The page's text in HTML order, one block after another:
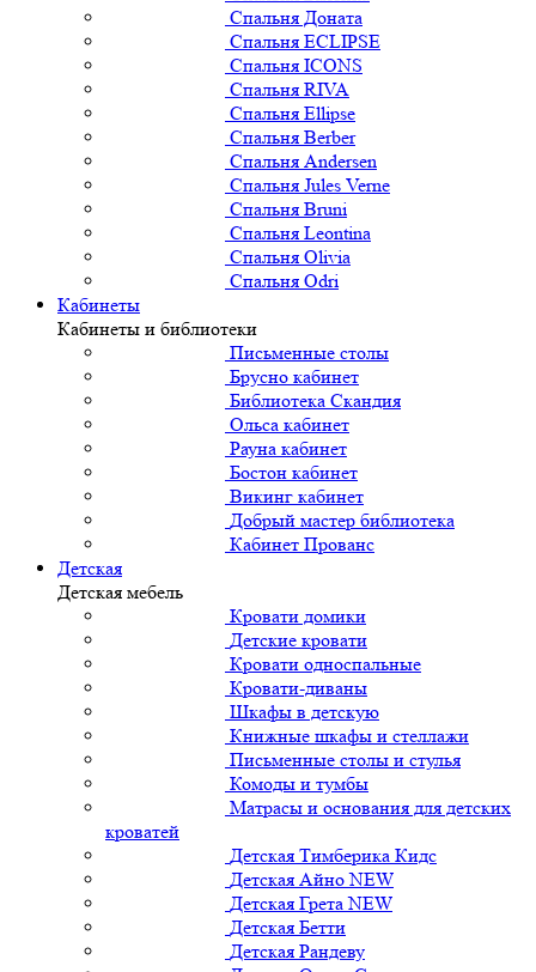
Спальня Доната
Спальня ECLIPSE
Спальня ICONS
Спальня RIVA
Спальня Ellipse
Спальня Berber
Спальня Andersen
Спальня Jules Verne
Спальня Bruni
Спальня Leontina
Спальня Olivia
Спальня Odri
Кабинеты
Кабинеты и библиотеки
Письменные столы
Брусно кабинет
Библиотека Скандия
Ольса кабинет
Рауна кабинет
Бостон кабинет
Викинг кабинет
Добрый мастер библиотека
Кабинет Прованс
Детская
Детская мебель
Кровати домики
Детские кровати
Кровати односпальные
Кровати-диваны
Шкафы в детскую
Книжные шкафы и стеллажи
Письменные столы и стулья
Комоды и тумбы
Матрасы и основания для детских
кроватей
Детская Тимберика Кидс
Детская Айно NEW
Детская Грета NEW
Детская Бетти
Детская Рандеву